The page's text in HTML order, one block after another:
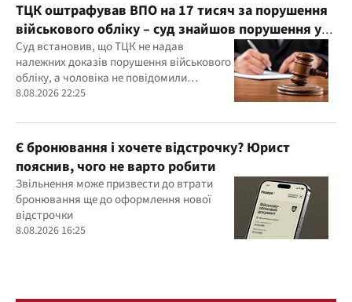
ТЦК оштрафував ВПО на 17 тисяч за порушення
військового обліку – суд знайшов порушення у
діях ТЦК
Суд встановив, що ТЦК не надав
належних доказів порушення військового
обліку, а чоловіка не повідомили
належним чином про дату та місце
8.08.2026 22:25
Є бронювання і хочете відстрочку? Юрист
пояснив, чого не варто робити
Звільнення може призвести до втрати
бронювання ще до оформлення нової
відстрочки
8.08.2026 16:25